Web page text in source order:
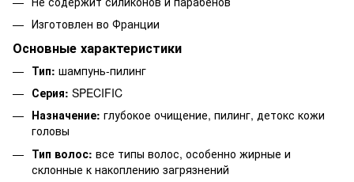
Изготовлен во Франции
Основные характеристики
Тип: шампунь-пилинг
Серия: SPECIFIC
Назначение: глубокое очищение, пилинг, детокс кожи
головы
Тип волос: все типы волос, особенно жирные и
склонные к накоплению загрязнений